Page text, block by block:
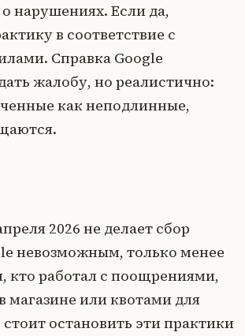
нарушениях. Если да,
в соответствие с
Справка Google
жалобу, но реалистично:
как неподлинные,
2026 не делает сбор
невозможным, только менее
кто работал с поощрениями,
магазине или квотами для
остановить эти практики